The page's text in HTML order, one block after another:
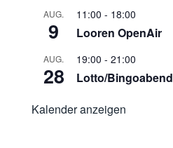
AUG.
9
11:00 - 18:00
Looren OpenAir
AUG.
28
19:00 - 21:00
Lotto/Bingoabend
Kalender anzeigen